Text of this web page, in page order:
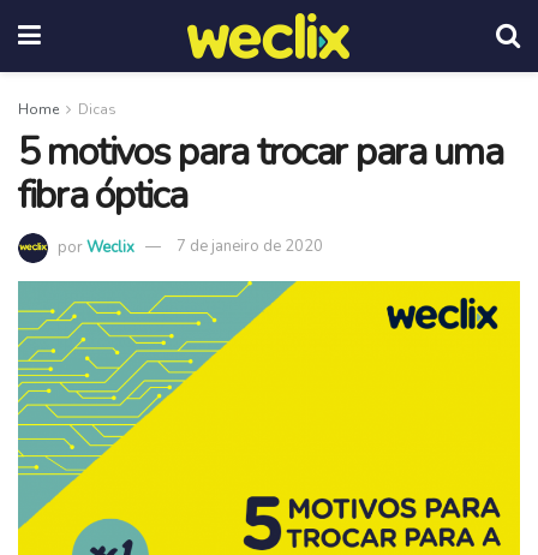
Home Dicas
5 motivos para trocar para uma
fibra óptica
porWeclix 7 de janeiro de 2020